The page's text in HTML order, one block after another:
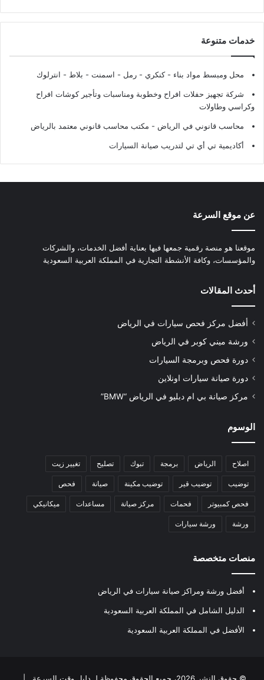
خدمات متنوعة
محل ومبسط مواد بناء - كنكري - رمل - اسمنت - بلاط - انترلوك
شركة تجهيز حفلات افراح وخطوبة ومناسبات وتأجير كوشات افراح
وكراسي وطاولات
محاسب قانوني في الرياض - مكتب محاسب قانوني معتمد بالرياض
أكاديمية تي أي تي لتدريب صيانة السيارات
عن موقع السرعة
موقعنا هو منصة رقمية جمعها فيها بعناية أفضل الخدمات، والشركات
والمؤسسات، وكافة الأنشطة التجارية في المملكة العربية السعودية
أحدث المقالات
أفضل مركز فحص سيارات في الرياض
ورشة ميني كوبر في الرياض
دورة فحص وبرمجة السيارات
دورة صيانة سيارات اونلاين
مركز صيانة بي ام دبليو في الرياض “BMW”
الوسوم
اصلاح الرياض برمجة تبوك تصليح تغيير زيت
توضيب توضيب قير توضيب مكينة صيانة فحص
فحص كمبيوتر فحمات مركز صيانة مساعدات ميكانيكي
ورشة ورشة سيارات
منصات متخصصة
أفضل ورشة ومراكز صيانة سيارات في الرياض
الدليل الشامل في المملكة العربية السعودية
الأفضل في المملكة العربية السعودية
© حقوق النشر 2026، جميع الحقوق محفوظة لـ دليل وقت السرعة